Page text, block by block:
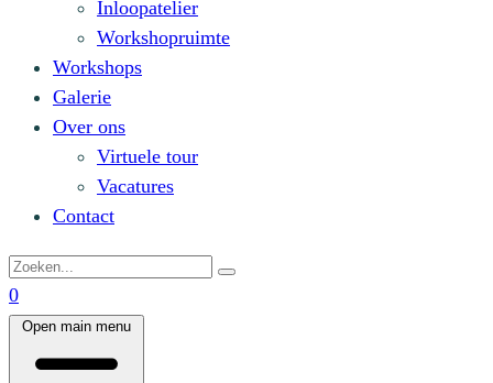
Inloopatelier
Workshopruimte
Workshops
Galerie
Over ons
Virtuele tour
Vacatures
Contact
0
Open main menu